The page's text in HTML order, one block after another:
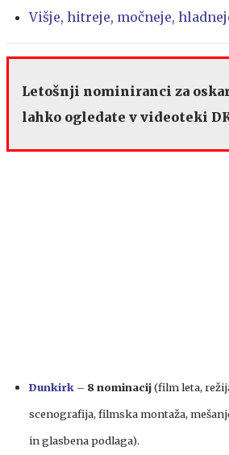
Višje, hitreje, močneje,
Letošnji nominiranci za
lahko ogledate v videoteki
Dunkirk – 8 nominacij(film leta,
scenografija, filmska montaža,
in glasbena podlaga).